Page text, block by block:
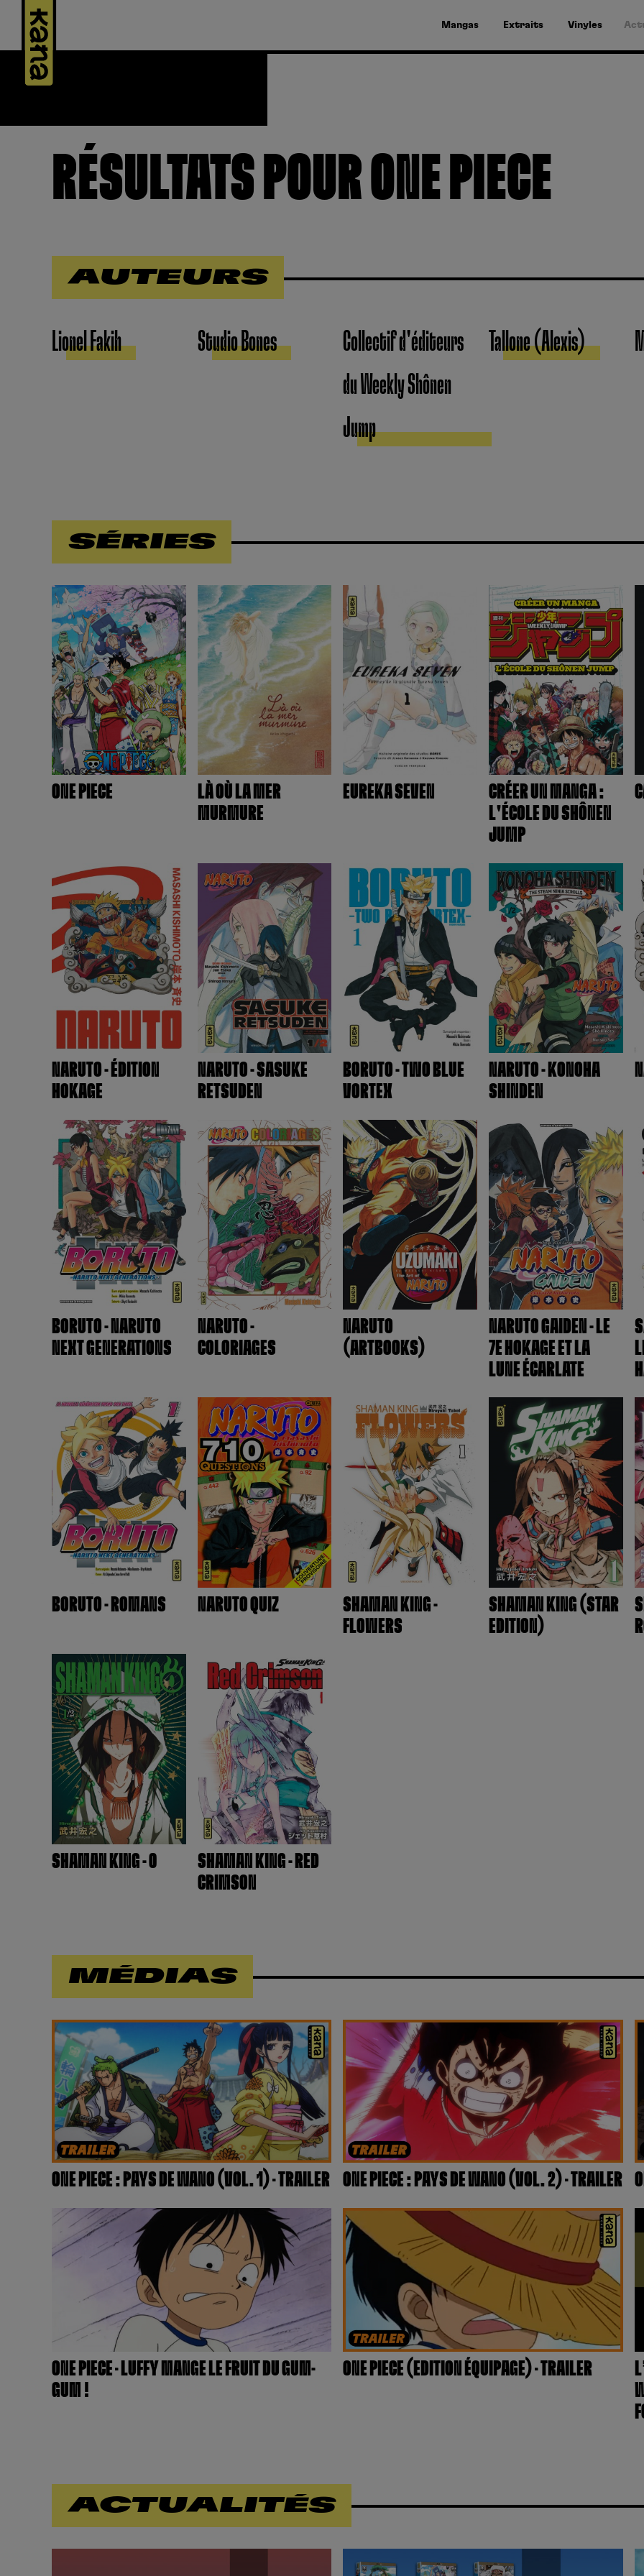
Mangas Extraits Vinyles
RÉSULTATS POURONE PIECE
AUTEURS
Lionel Fakih Studio Bones
Collectif d'éditeurs
du Weekly Shônen
Jump
Tallone (Alexis)
SÉRIES
ONE PIECE
LÀ OÙ LA MER
MURMURE
EUREKA SEVEN
CRÉER UN MANGA :
L'ÉCOLE DU SHÔNEN
JUMP
NARUTO - ÉDITION
HOKAGE
NARUTO - SASUKE
RETSUDEN
BORUTO - TWO BLUE
VORTEX
NARUTO - KONOHA
SHINDEN
BORUTO - NARUTO
NEXT GENERATIONS
NARUTO -
COLORIAGES
NARUTO
(ARTBOOKS)
NARUTO GAIDEN - LE
7E HOKAGE ET LA
LUNE ÉCARLATE
BORUTO - ROMANS NARUTO QUIZ
SHAMAN KING -
FLOWERS
SHAMAN KING (STAR
EDITION)
SHAMAN KING - 0
SHAMAN KING - RED
CRIMSON
MÉDIAS
ONE PIECE : PAYS DE WANO (VOL. 1) – TRAILER ONE PIECE : PAYS DE WANO (VOL. 2) – TRAILER
ONE PIECE – LUFFY MANGE LE FRUIT DU GUM-
GUM !
ONE PIECE (EDITION ÉQUIPAGE) – TRAILER
ACTUALITÉS
Panneau de gestion des cookies